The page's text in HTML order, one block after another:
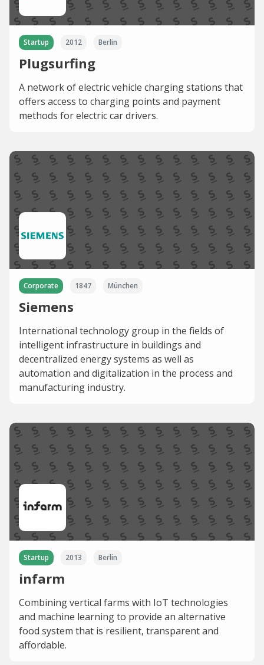
Startup 2012 Berlin
Plugsurfing
A network of electric vehicle charging stations that
offers access to charging points and payment
methods for electric car drivers.
Corporate 1847 München
Siemens
International technology group in the fields of
intelligent infrastructure in buildings and
decentralized energy systems as well as
automation and digitalization in the process and
manufacturing industry.
Startup 2013 Berlin
infarm
Combining vertical farms with IoT technologies
and machine learning to provide an alternative
food system that is resilient, transparent and
affordable.